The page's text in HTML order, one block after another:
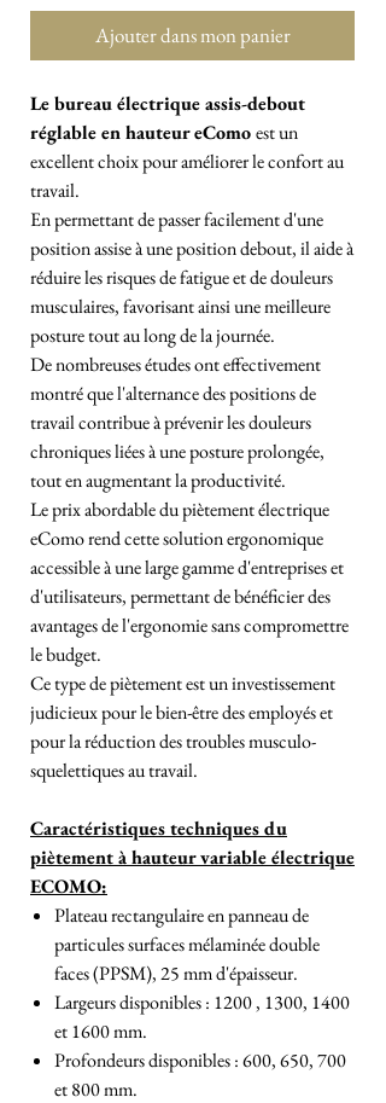
Ajouter dans mon panier
Le bureau électrique assis-debout
réglable en hauteur eComoest un
excellent choix pour améliorer le confort au
travail.
En permettant de passer facilement d'une
position assise à une position debout, il aide à
réduire les risques de fatigue et de douleurs
musculaires, favorisant ainsi une meilleure
posture tout au long de la journée.
De nombreuses études ont effectivement
montré que l'alternance des positions de
travail contribue à prévenir les douleurs
chroniques liées à une posture prolongée,
tout en augmentant la productivité.
Le prix abordable du piètement électrique
eComo rend cette solution ergonomique
accessible à une large gamme d'entreprises et
d'utilisateurs, permettant de bénéficier des
avantages de l'ergonomie sans compromettre
le budget.
Ce type de piètement est un investissement
judicieux pour le bien-être des employés et
pour la réduction des troubles musculo-
squelettiques au travail.
Caractéristiques techniques du
piètement à hauteur variable électrique
ECOMO:
Plateau rectangulaire en panneau de
particules surfaces mélaminée double
faces (PPSM), 25 mm d'épaisseur.
Largeurs disponibles : 1200 , 1300, 1400
et 1600 mm.
Profondeurs disponibles : 600, 650, 700
et 800 mm.